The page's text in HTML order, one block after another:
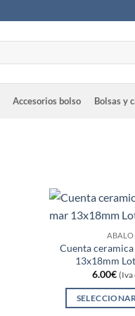
Accesorios bolso Bolsas y
Cuenta
13x18mm
6.00€ (Iva